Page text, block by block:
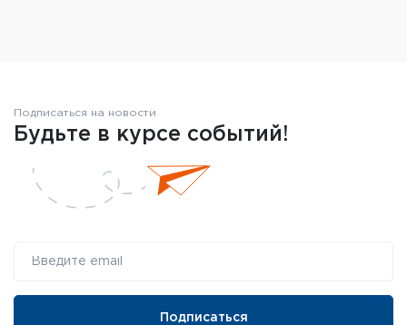
Подписаться на новости
Будьте в курсе событий!